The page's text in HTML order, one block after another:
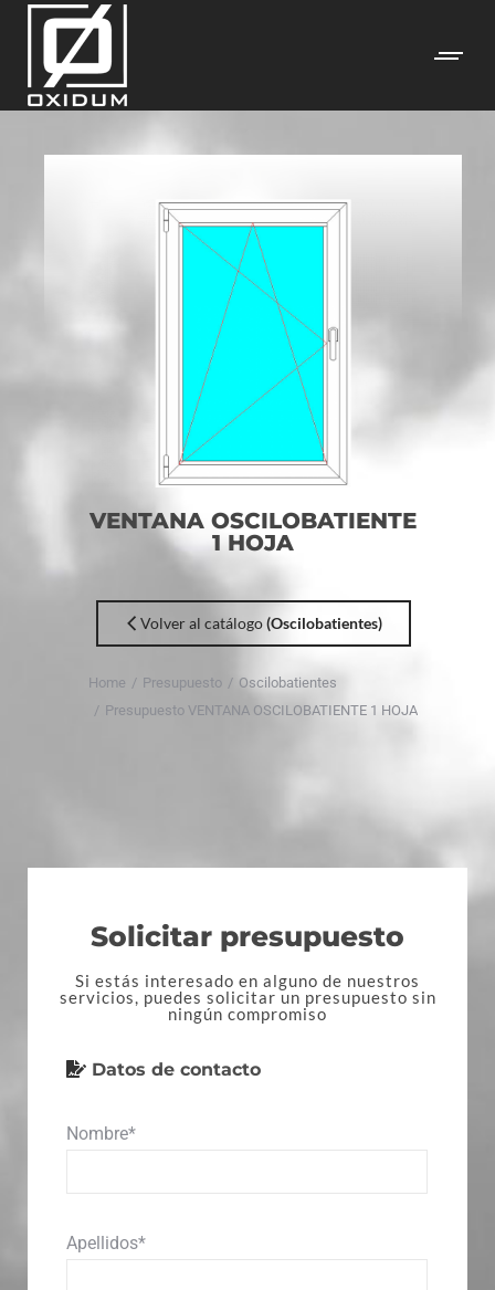
VENTANA OSCILOBATIENTE
1 HOJA
Volver al catálogo(Oscilobatientes)
You
are
here:
Home Presupuesto
Oscilobatientes
Presupuesto VENTANA OSCILOBATIENTE 1 HOJA
Solicitar presupuesto
Si estás interesado en alguno de nuestros
servicios, puedes solicitar un presupuesto sin
ningún compromiso
Datos de contacto
Nombre*
Apellidos*